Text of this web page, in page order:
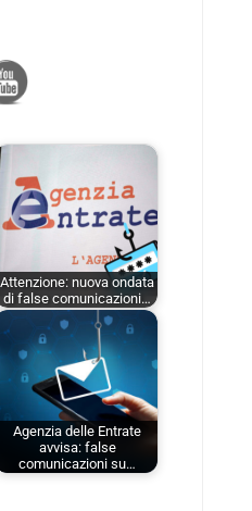
Attenzione: nuova ondata
di false comunicazioni…
Agenzia delle Entrate
avvisa: false
comunicazioni su…